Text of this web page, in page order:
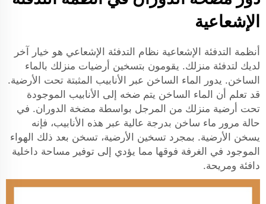
الإشعاعية
أنظمة التدفئة الإشعاعية نظام التدفئة الإشعاعي هو خيار آخر
لديك لتدفئة منزلك. يقومون بتسخين أرضيات منزلك بالماء
الساخن. يدور الماء الساخن عبر الأنابيب المثبتة تحت الأرضية.
قد تعلم أن الماء الساخن يتم ضخه إلى الأنابيب الموجودة
تحت أرضية منزلك من المرجل بواسطة مضخة الدوران. في
حالة مرور ماء ساخن بدرجة عالية عبر هذه الأنابيب، فإنه
يسخن الأرضية. بمجرد تسخين الأرضية، تسخن بعد ذلك الهواء
الموجود في الغرفة فوقها مما يؤدي إلى توفير مساحة داخلية
دافئة ومريحة.